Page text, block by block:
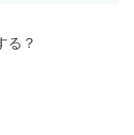
る？